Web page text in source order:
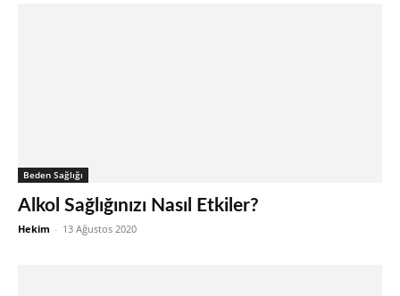
Beden Sağlığı
Alkol Sağlığınızı Nasıl Etkiler?
Hekim - 13 Ağustos 2020